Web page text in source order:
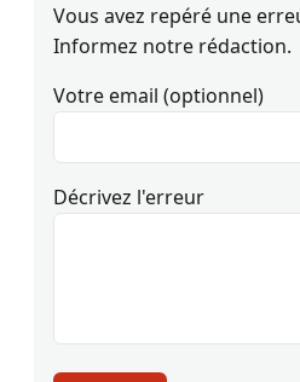
Vous avez repéré une
Informez notre rédaction.
Votre email (optionnel)
Décrivez l'erreur